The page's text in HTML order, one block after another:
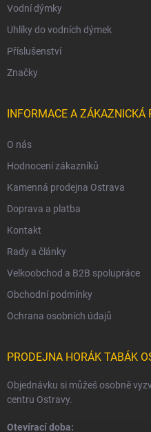
Vodní dýmky
Uhlíky do vodních dýmek
Příslušenství
Značky
INFORMACE A ZÁKAZNICKÁ
O nás
Hodnocení zákazníků
Kamenná prodejna Ostrava
Doprava a platba
Kontakt
Rady a články
Velkoobchod a B2B spolupráce
Obchodní podmínky
Ochrana osobních údajů
PRODEJNA HORÁK TABÁK
Objednávku si můžeš osobně
centru Ostravy.
Otevírací doba: